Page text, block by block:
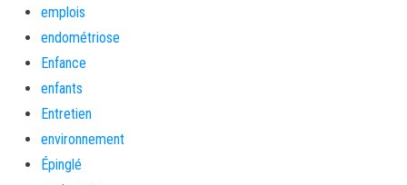
emplois
endométriose
Enfance
enfants
Entretien
environnement
Épinglé